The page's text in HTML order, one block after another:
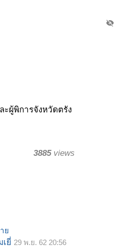
visibility_off
ผู้พิการจังหวัดตรัง
3885views
ย
ยี่ 29 พ.ย. 62 20:56